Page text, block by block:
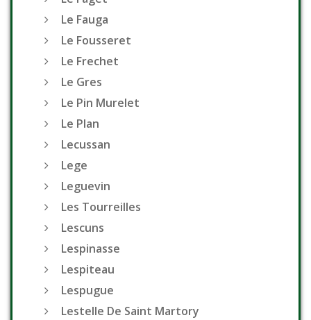
Le Fauga
Le Fousseret
Le Frechet
Le Gres
Le Pin Murelet
Le Plan
Lecussan
Lege
Leguevin
Les Tourreilles
Lescuns
Lespinasse
Lespiteau
Lespugue
Lestelle De Saint Martory